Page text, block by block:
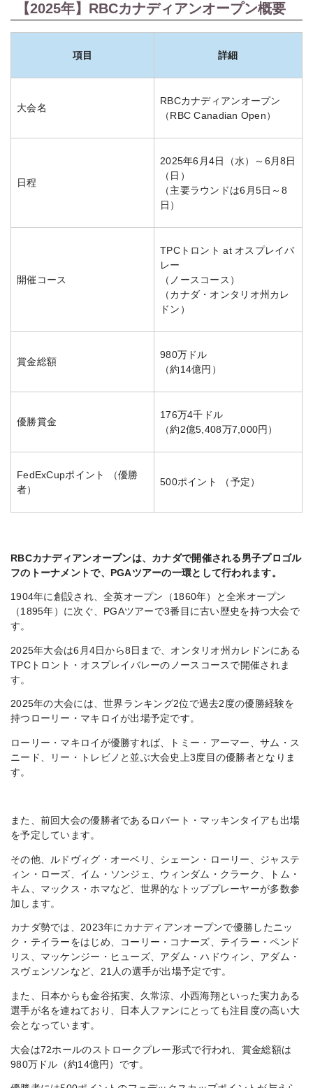
【2025年】RBCカナディアンオープン概要
項目 詳細
大会名
RBCカナディアンオープン
（RBC Canadian Open）
日程
2025年6月4日（水）～6月8日
（日）
（主要ラウンドは6月5日～8
日）
開催コース
TPCトロント at オスプレイバ
レー
（ノースコース）
（カナダ・オンタリオ州カレ
ドン）
賞金総額
980万ドル
（約14億円）
優勝賞金
176万4千ドル
（約2億5,408万7,000円）
FedExCupポイント （優勝
者）
500ポイント （予定）
RBCカナディアンオープンは、カナダで開催される男子プロゴル
フのトーナメントで、PGAツアーの一環として行われます。
1904年に創設され、全英オープン（1860年）と全米オープン
（1895年）に次ぐ、PGAツアーで3番目に古い歴史を持つ大会で
す。
2025年大会は6月4日から8日まで、オンタリオ州カレドンにある
TPCトロント・オスプレイバレーのノースコースで開催されま
す。
2025年の大会には、世界ランキング2位で過去2度の優勝経験を
持つローリー・マキロイが出場予定です。
ローリー・マキロイが優勝すれば、トミー・アーマー、サム・ス
ニード、リー・トレビノと並ぶ大会史上3度目の優勝者となりま
す。
また、前回大会の優勝者であるロバート・マッキンタイアも出場
を予定しています。
その他、ルドヴィグ・オーベリ、シェーン・ローリー、ジャステ
ィン・ローズ、イム・ソンジェ、ウィンダム・クラーク、トム・
キム、マックス・ホマなど、世界的なトッププレーヤーが多数参
加します。
カナダ勢では、2023年にカナディアンオープンで優勝したニッ
ク・テイラーをはじめ、コーリー・コナーズ、テイラー・ペンド
リス、マッケンジー・ヒューズ、アダム・ハドウィン、アダム・
スヴェンソンなど、21人の選手が出場予定です。
また、日本からも金谷拓実、久常涼、小西海翔といった実力ある
選手が名を連ねており、日本人ファンにとっても注目度の高い大
会となっています。
大会は72ホールのストロークプレー形式で行われ、賞金総額は
980万ドル（約14億円）です。